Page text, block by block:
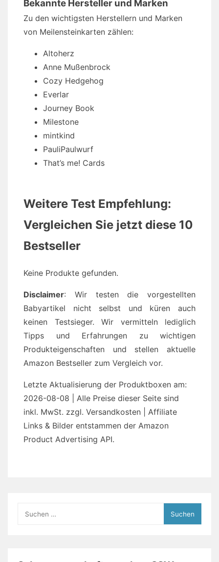
Bekannte Hersteller und Marken
Zu den wichtigsten Herstellern und Marken
von Meilensteinkarten zählen:
Altoherz
Anne Mußenbrock
Cozy Hedgehog
Everlar
Journey Book
Milestone
mintkind
PauliPaulwurf
That’s me! Cards
Weitere Test Empfehlung:
Vergleichen Sie jetzt diese 10
Bestseller
Keine Produkte gefunden.
Disclaimer: Wir testen die vorgestellten
Babyartikel nicht selbst und küren auch
keinen Testsieger. Wir vermitteln lediglich
Tipps und Erfahrungen zu wichtigen
Produkteigenschaften und stellen aktuelle
Amazon Bestseller zum Vergleich vor.
Letzte Aktualisierung der Produktboxen am:
2026-08-08 | Alle Preise dieser Seite sind
inkl. MwSt. zzgl. Versandkosten | Affiliate
Links & Bilder entstammen der Amazon
Product Advertising API.
nach: